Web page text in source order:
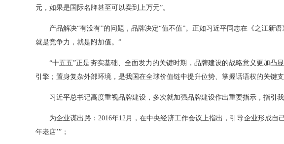
元，如果是国际名牌甚至可以卖到上万元”。
产品解决“有没有”的问题，品牌决定“值不值”。正如习近平同志在《之江新语
就是竞争力，就是附加值。”
“十五五”正是夯实基础、全面发力的关键时期，品牌建设的战略意义更加凸
引擎；置身复杂外部环境，是我国在全球价值链中提升位势、掌握话语权的关键支
习近平总书记高度重视品牌建设，多次就加强品牌建设作出重要指示，指引我
为企业谋出路：2016年12月，在中央经济工作会议上指出，引导企业形成自
年老店’”；